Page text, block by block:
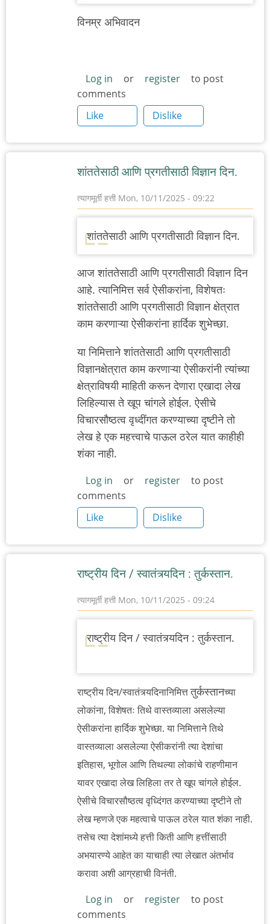
विनम्र अभिवादन
Log in or register
to post
comments
Like
Dislike
शांततेसाठी आणि प्रगतीसाठी विज्ञान दिन.
त्यागमूर्ती हत्ती Mon, 10/11/2025 - 09:22
शांततेसाठी आणि प्रगतीसाठी विज्ञान दिन.
आजशांततेसाठी आणि प्रगतीसाठी विज्ञान दिन
आहे. त्यानिमित्त सर्व ऐसीकरांना, विशेषतः
शांततेसाठी आणि प्रगतीसाठी विज्ञानक्षेत्रात
काम करणाऱ्या ऐसीकरांना हार्दिक शुभेच्छा.
या निमित्तानेशांततेसाठी आणि प्रगतीसाठी
विज्ञानक्षेत्रात काम करणाऱ्या ऐसीकरांनी त्यांच्या
क्षेत्राविषयी माहिती करून देणारा एखादा लेख
लिहिल्यास ते खूप चांगले होईल. ऐसीचे
विचारसौष्ठत्व वृध्दींगत करण्याच्या दृष्टीने तो
लेख हे एक महत्त्वाचे पाऊल ठरेल यात काहीही
शंका नाही.
Log in or register
to post
comments
Like
Dislike
राष्ट्रीय दिन / स्वातंत्र्यदिन : तुर्कस्तान.
त्यागमूर्ती हत्ती Mon, 10/11/2025 - 09:24
राष्ट्रीय दिन / स्वातंत्र्यदिन : तुर्कस्तान.
राष्ट्रीय दिन/स्वातंत्र्यदिनानिमित्ततुर्कस्तानच्या
लोकांना, विशेषतः तिथे वास्तव्याला असलेल्या
ऐसीकरांना हार्दिक शुभेच्छा. या निमित्ताने तिथे
वास्तव्याला असलेल्या ऐसीकरांनी त्या देशांचा
इतिहास, भूगोल आणि तिथल्या लोकांचे राहणीमान
यावर एखादा लेख लिहिला तर ते खूप चांगले होईल.
ऐसीचे विचारसौष्ठत्व वृध्दिंगत करण्याच्या दृष्टीने तो
लेख म्हणजे एक महत्वाचे पाऊल ठरेल यात शंका नाही.
तसेच त्या देशांमध्ये हत्ती किती आणि हत्तींसाठी
अभयारण्ये आहेत का याचाही त्या लेखात अंतर्भाव
करावा अशी आग्रहाची विनंती.
Log in
or register
to post
comments